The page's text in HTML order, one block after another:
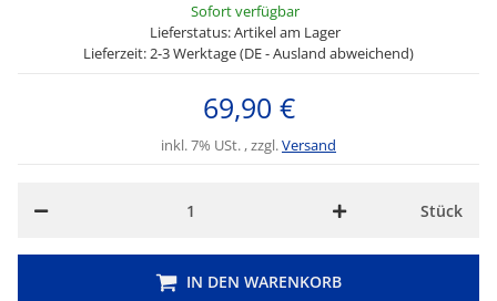
Sofort verfügbar
Lieferstatus: Artikel am Lager
Lieferzeit: 2-3 Werktage (DE - Ausland abweichend)
69,90 €
inkl. 7% USt. , zzgl.Versand
Stück
IN DEN WARENKORB